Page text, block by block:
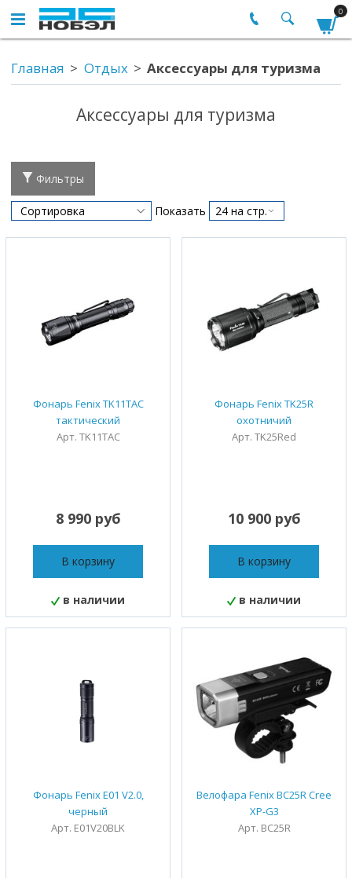
0
Главная Отдых Аксессуары для туризма
Аксессуары для туризма
Фильтры
Показать
Фонарь Fenix TK11TAC
тактический
Арт. TK11TAC
8 990 руб
В корзину
в наличии
Фонарь Fenix TK25R
охотничий
Арт. TK25Red
10 900 руб
В корзину
в наличии
Фонарь Fenix E01 V2.0,
черный
Арт. E01V20BLK
Велофара Fenix BC25R Cree
XP-G3
Арт. BC25R